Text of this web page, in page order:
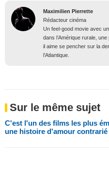
Maximilien Pierrette
Rédacteur cinéma
Un feel-good movie avec
dans l’Amérique rurale,
il aime se pencher sur la
l’Atlantique.
Sur le même sujet
C'est l'un des films les plus
une histoire d'amour